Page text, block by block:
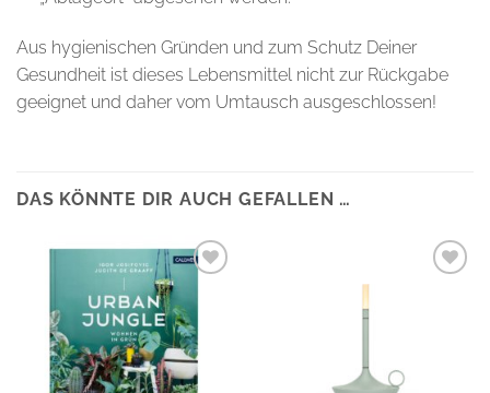
Aus hygienischen Gründen und zum Schutz Deiner
Gesundheit ist dieses Lebensmittel nicht zur Rückgabe
geeignet und daher vom Umtausch ausgeschlossen!
DAS KÖNNTE DIR AUCH GEFALLEN …